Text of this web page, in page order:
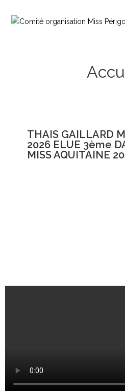
THAIS GAILLARD
2026 ELUE 3ème
MISS AQUITAINE